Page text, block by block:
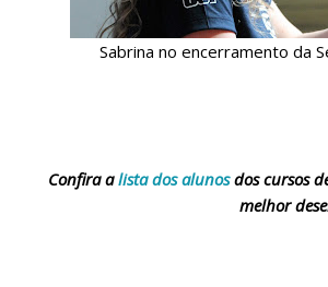
Sabrina no encerramento da
Confira alista dos alunosdos cursos
melhor